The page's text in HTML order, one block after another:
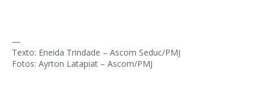
—
Texto: Eneida Trindade – Ascom Seduc/PMJ
Fotos: Ayrton Latapiat – Ascom/PMJ